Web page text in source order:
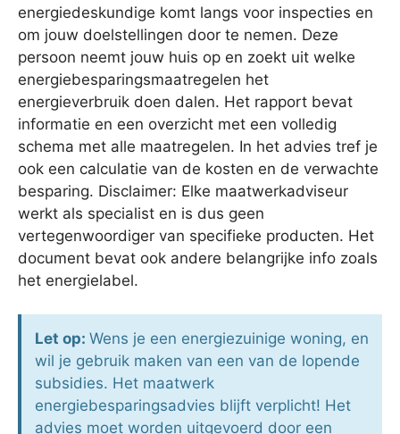
energiedeskundige komt langs voor inspecties en
om jouw doelstellingen door te nemen. Deze
persoon neemt jouw huis op en zoekt uit welke
energiebesparingsmaatregelen het
energieverbruik doen dalen. Het rapport bevat
informatie en een overzicht met een volledig
schema met alle maatregelen. In het advies tref je
ook een calculatie van de kosten en de verwachte
besparing. Disclaimer: Elke maatwerkadviseur
werkt als specialist en is dus geen
vertegenwoordiger van specifieke producten. Het
document bevat ook andere belangrijke info zoals
het energielabel.
Let op: Wens je een energiezuinige woning, en
wil je gebruik maken van een van de lopende
subsidies. Het maatwerk
energiebesparingsadvies blijft verplicht! Het
advies moet worden uitgevoerd door een